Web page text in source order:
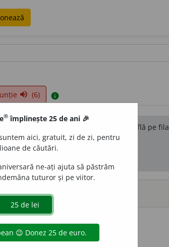
volume_up (6) info
dexonline. Definițiile originale se află pe fila
depreferințe.
® împlinește 25 de ani 🎉
aici, gratuit, zi de zi, pentru
de căutări.
ne-ați ajuta să păstrăm
tuturor și pe viitor.